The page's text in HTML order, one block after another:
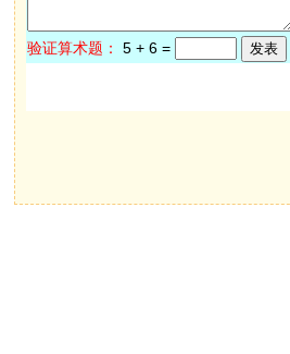
验证算术题： 5 +6 =